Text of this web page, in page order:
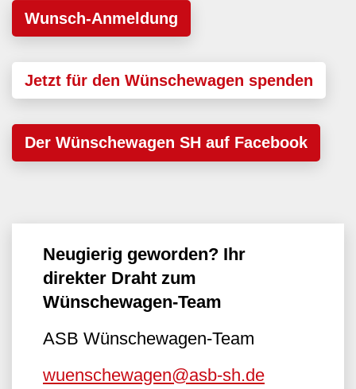
Wunsch-Anmeldung
Jetzt für den Wünschewagen spenden
Der Wünschewagen SH auf Facebook
Neugierig geworden? Ihr
direkter Draht zum
Wünschewagen-Team
ASB Wünschewagen-Team
wuenschewagen@asb-sh.de